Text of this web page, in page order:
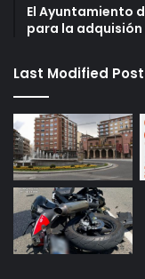
El Ayuntamiento
para la adquisión
Last Modified